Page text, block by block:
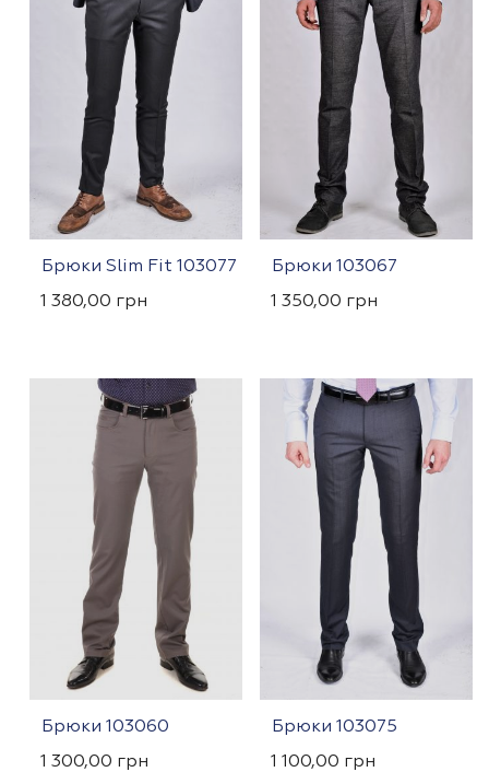
Брюки Slim Fit 103077
1 380,00 грн
Брюки 103067
1 350,00 грн
Брюки 103060
1 300,00 грн
Брюки 103075
1 100,00 грн